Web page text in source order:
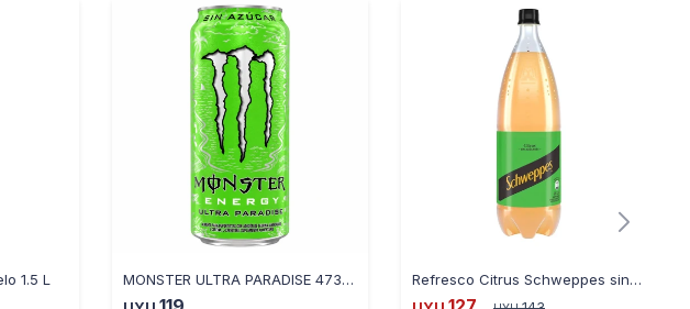
1.5 L MONSTER ULTRA PARADISE 473ML 100549 Refresco Citrus Schweppes sin Azúcares 1.5L